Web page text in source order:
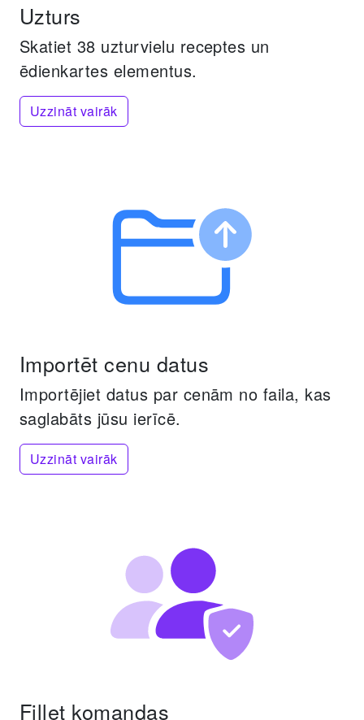
Uzturs
Skatiet 38 uzturvielu receptes un
ēdienkartes elementus.
Uzzināt vairāk
Importēt cenu datus
Importējiet datus par cenām no faila, kas
saglabāts jūsu ierīcē.
Uzzināt vairāk
Fillet komandas